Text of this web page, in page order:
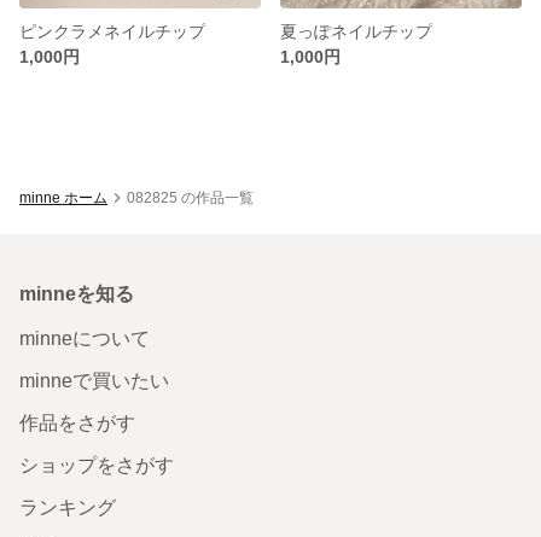
ピンクラメネイルチップ
1,000円
夏っぽネイルチップ
1,000円
minne ホーム 082825 の作品一覧
minneを知る
minneについて
minneで買いたい
作品をさがす
ショップをさがす
ランキング